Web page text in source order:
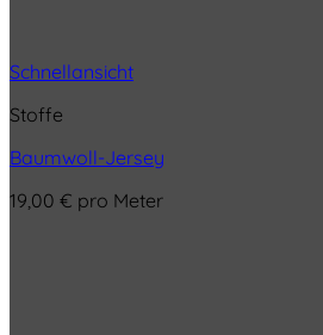
Schnellansicht
Stoffe
Baumwoll-Jersey
19,00 € pro Meter